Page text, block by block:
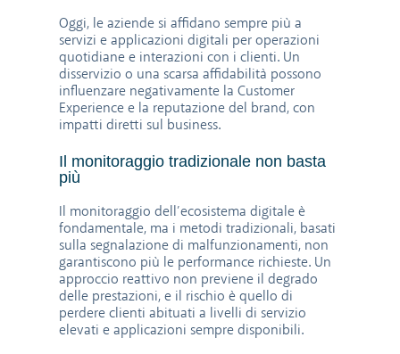
Oggi, le aziende si affidano sempre più a
servizi e applicazioni digitali per operazioni
quotidiane e interazioni con i clienti. Un
disservizio o una scarsa affidabilità possono
influenzare negativamente la Customer
Experience e la reputazione del brand, con
impatti diretti sul business.
Il monitoraggio tradizionale non basta
più
Il monitoraggio dell’ecosistema digitale è
fondamentale, ma i metodi tradizionali, basati
sulla segnalazione di malfunzionamenti, non
garantiscono più le performance richieste. Un
approccio reattivo non previene il degrado
delle prestazioni, e il rischio è quello di
perdere clienti abituati a livelli di servizio
elevati e applicazioni sempre disponibili.